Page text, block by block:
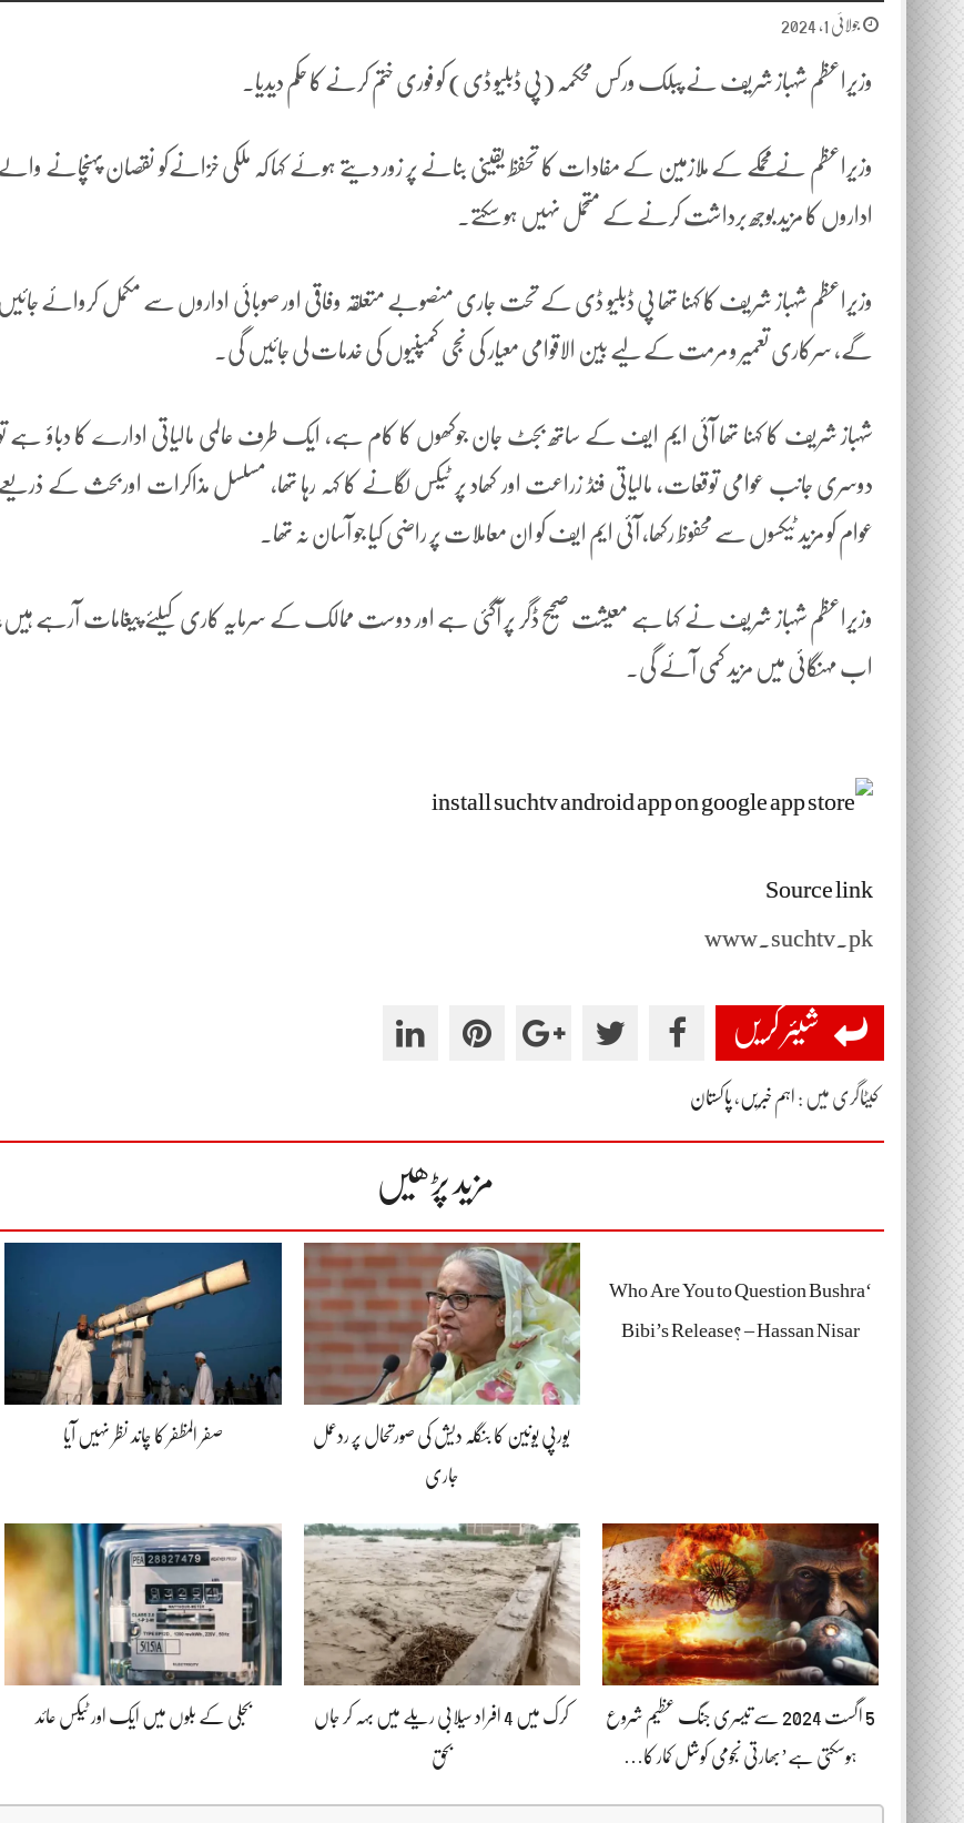
جولائی 1, 2024
وزیراعظم شہباز شریف نے پبلک ورکس محکمہ (پی ڈبلیو ڈی) کو فوری ختم کرنے کا حکم دیدیا۔
وزیراعظم نے محمکے کے ملازمین کے مفادات کا تحفظ یقینی بنانے پر زور دیتے ہوئے کہا کہ ملکی خزانےکو نقصان پہنچانے والے
اداروں کا مزید بوجھ برداشت کرنے کے متحمل نہیں ہو سکتے۔
وزیراعظم شہباز شریف کا کہنا تھا پی ڈبلیو ڈی کے تحت جاری منصوبے متعلقہ وفاقی اور صوبائی اداروں سے مکمل کروائے جائیں
گے، سرکاری تعمیر و مرمت کے لیے بین الاقوامی معیار کی نجی کمپنیوں کی خدمات لی جائیں گی۔
شہباز شریف کا کہنا تھا آئی ایم ایف کے ساتھ بجٹ جان جوکھوں کا کام ہے، ایک طرف عالمی مالیاتی ادارے کا دباؤ ہے
دوسری جانب عوامی توقعات، مالیاتی فنڈ زراعت اور کھاد پر ٹیکس لگانے کا کہہ رہا تھا، مسلسل مذاکرات اوربحث کے ذریعے
عوام کو مزید ٹیکسوں سے محفوظ رکھا، آئی ایم ایف کو ان معاملات پر راضی کیا جو آسان نہ تھا۔
وزیراعظم شہباز شریف نے کہا ہے معیشت صحیح ڈگر پر آگئی ہے اور دوست ممالک کے سرمایہ کاری کیلئے پیغامات آرہے
اب مہنگائی میں مزید کمی آئے گی۔
Source link
www.suchtv.pk
شیئر کریں
کیٹاگری میں : اہم خبریں ، پاکستان
مزید پڑھیں
‘Who Are You to Question Bushra
Bibi’s Release? – Hassan Nisar
یورپی یونین کا بنگلہ دیش کی صورتحال پر ردعمل
جاری
صفر المظفر کا چاند نظر نہیں آیا
5 اگست 2024 سے تیسری جنگ عظیم شروع
ہوسکتی ہے’بھارتی نجومی کوشل کمار کا…
کرک میں 4 افراد سیلابی ریلے میں بہہ کر جاں
بحق
بجلی کے بلوں میں ایک اور ٹیکس عائد